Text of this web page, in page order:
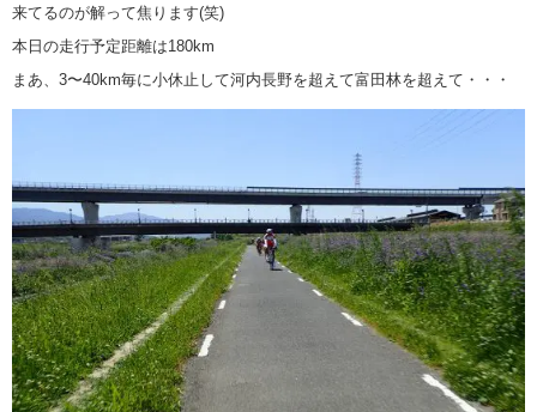
来てるのが解って焦ります(笑)
本日の走行予定距離は180km
まあ、3〜40km毎に小休止して河内長野を超えて富田林を超えて・・・